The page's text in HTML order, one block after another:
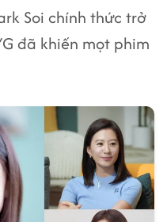
Soi chính thức trở
đã khiến mọt phim